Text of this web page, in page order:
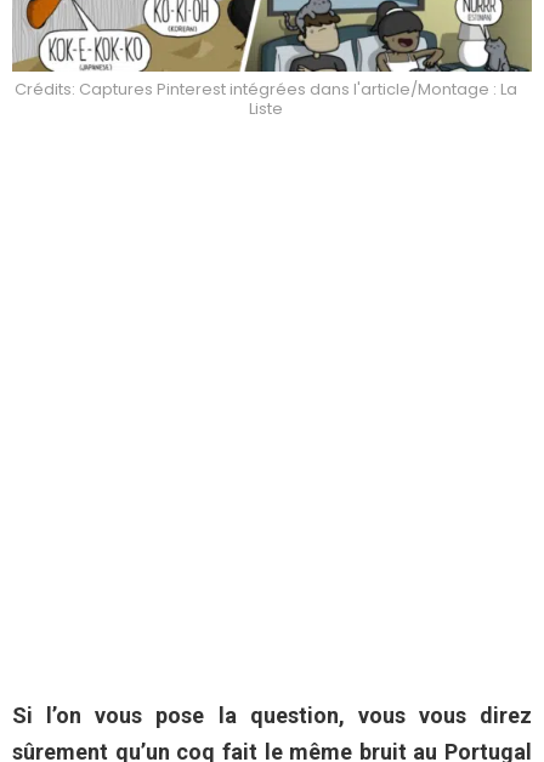
Crédits: Captures Pinterest intégrées dans l'article/Montage : La
Liste
Si l’on vous pose la question, vous vous direz
sûrement qu’un coq fait le même bruit au Portugal